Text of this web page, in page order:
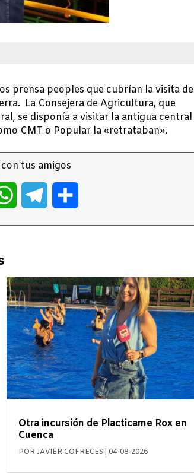
prensa peoples que cubrían la visita de
La Consejera de Agricultura, que
se disponía a visitar la antigua central
CMT o Popular la «retrataban».
tus amigos
WhatsAppTelegram
Otra incursión de Placticame Rox en
Cuenca
POR JAVIER COFRECES 04-08-2026